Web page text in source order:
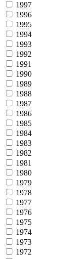
1997
1996
1995
1994
1993
1992
1991
1990
1989
1988
1987
1986
1985
1984
1983
1982
1981
1980
1979
1978
1977
1976
1975
1974
1973
1972